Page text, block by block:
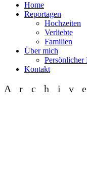
Home
Reportagen
Hochzeiten
Verliebte
Familien
Über mich
Persönlicher
Kontakt